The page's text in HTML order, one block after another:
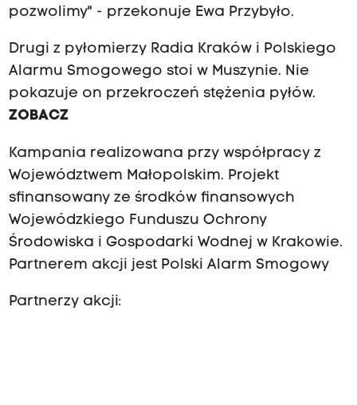
pozwolimy" - przekonuje Ewa Przybyło.
Drugi z pyłomierzy Radia Kraków i Polskiego
Alarmu Smogowego stoi w Muszynie. Nie
pokazuje on przekroczeń stężenia pyłów.
ZOBACZ
Kampania realizowana przy współpracy z
Województwem Małopolskim. Projekt
sfinansowany ze środków finansowych
Wojewódzkiego Funduszu Ochrony
Środowiska i Gospodarki Wodnej w Krakowie.
Partnerem akcji jest Polski Alarm Smogowy
Partnerzy akcji: